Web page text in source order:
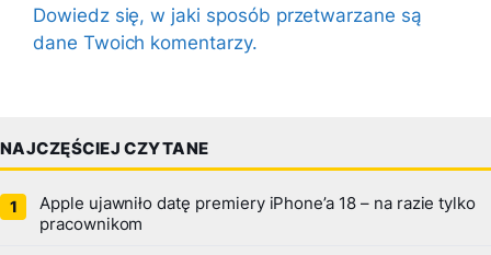
Dowiedz się, w jaki sposób przetwarzane są
dane Twoich komentarzy.
NAJCZĘŚCIEJ CZYTANE
Apple ujawniło datę premiery iPhone’a 18 – na razie tylko
pracownikom